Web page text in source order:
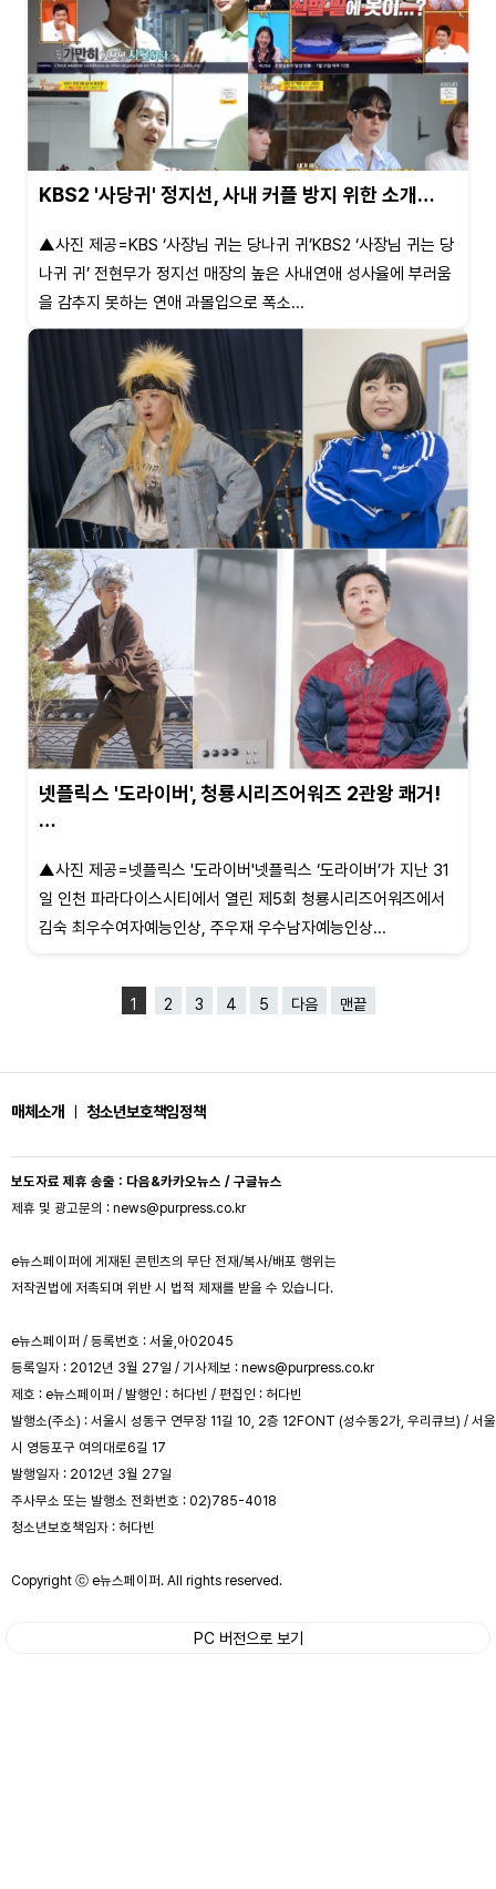
KBS2 '사당귀' 정지선, 사내 커플 방지 위한 소개…
▲사진 제공=KBS ‘사장님 귀는 당나귀 귀’KBS2 ‘사장님 귀는 당
나귀 귀’ 전현무가 정지선 매장의 높은 사내연애 성사율에 부러움
을 감추지 못하는 연애 과몰입으로 폭소...
넷플릭스 '도라이버', 청룡시리즈어워즈 2관왕 쾌거!
…
▲사진 제공=넷플릭스 '도라이버'넷플릭스 ‘도라이버’가 지난 31
일 인천 파라다이스시티에서 열린 제5회 청룡시리즈어워즈에서
김숙 최우수여자예능인상, 주우재 우수남자예능인상...
1 2 3 4 5 다음 맨끝
매체소개 ㅣ 청소년보호책임정책
보도자료 제휴 송출 : 다음&카카오뉴스 / 구글뉴스
제휴 및 광고문의 : news@purpress.co.kr
e뉴스페이퍼에 게재된 콘텐츠의 무단 전재/복사/배포 행위는
저작권법에 저촉되며 위반 시 법적 제재를 받을 수 있습니다.
e뉴스페이퍼 / 등록번호 : 서울,아02045
등록일자 : 2012년 3월 27일 / 기사제보 : news@purpress.co.kr
제호 : e뉴스페이퍼 / 발행인 : 허다빈 / 편집인 : 허다빈
발행소(주소) : 서울시 성동구 연무장 11길 10, 2층 12FONT (성수동2가, 우리큐브) / 서울
시 영등포구 여의대로6길 17
발행일자 : 2012년 3월 27일
주사무소 또는 발행소 전화번호 : 02)785-4018
청소년보호책임자 : 허다빈
Copyright ⓒ e뉴스페이퍼. All rights reserved.
PC 버전으로 보기